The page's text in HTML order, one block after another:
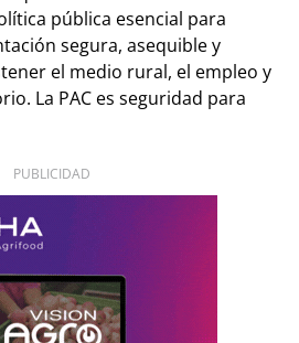
pública esencial para
segura, asequible y
el medio rural, el empleo y
La PAC es seguridad para
PUBLICIDAD